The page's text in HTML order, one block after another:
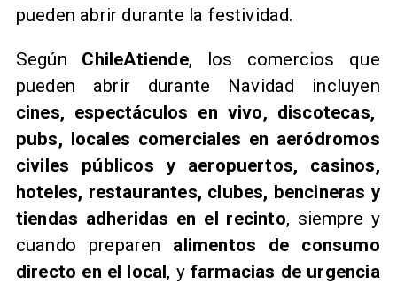
pueden abrir durante la festividad.
Según ChileAtiende, los comercios que
pueden abrir durante Navidad incluyen
cines, espectáculos en vivo, discotecas,
pubs, locales comerciales en aeródromos
civiles públicos y aeropuertos, casinos,
hoteles, restaurantes, clubes, bencineras y
tiendas adheridas en el recinto, siempre y
cuando preparen alimentos de consumo
directo en el local, y farmacias de urgencia